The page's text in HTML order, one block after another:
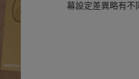
幕設定差異略有不